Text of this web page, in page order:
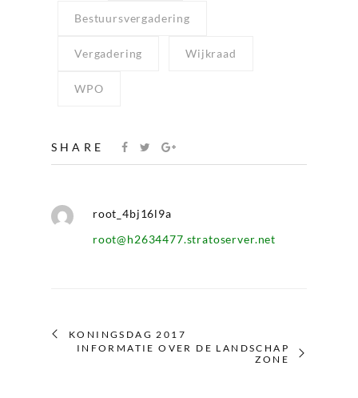
Bestuursvergadering
Vergadering Wijkraad
WPO
SHARE
root_4bj16l9a
root@h2634477.stratoserver.net
KONINGSDAG 2017
INFORMATIE OVER DE LANDSCHAP
ZONE